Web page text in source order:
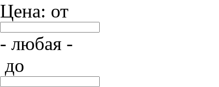
Цена: от
- любая -
до